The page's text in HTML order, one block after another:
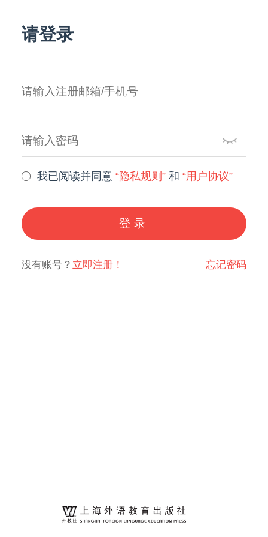
请登录
我已阅读并同意“隐私规则” 和“用户协议”
登录
没有账号？ 立即注册！ 忘记密码